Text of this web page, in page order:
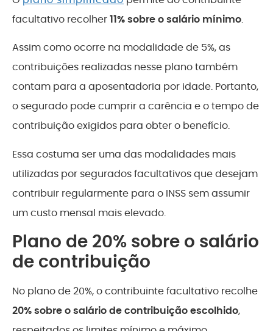
facultativo recolher11% sobre o salário mínimo.
Assim como ocorre na modalidade de 5%, as
contribuições realizadas nesse plano também
contam para a aposentadoria por idade. Portanto,
o segurado pode cumprir a carência e o tempo de
contribuição exigidos para obter o benefício.
Essa costuma ser uma das modalidades mais
utilizadas por segurados facultativos que desejam
contribuir regularmente para o INSS sem assumir
um custo mensal mais elevado.
Plano de 20% sobre o salário
de contribuição
No plano de 20%, o contribuinte facultativo recolhe
20% sobre o salário de contribuição escolhido,